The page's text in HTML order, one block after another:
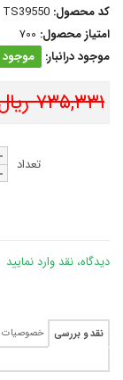
کد محصول: TS39550
امتیاز محصول: 700
موجود درانبار:
موجود
۷۳۵,۳۳۱ ریال
تعداد
دیدگاه، نقد وارد نمایید
نقد و بررسی خصوصیات